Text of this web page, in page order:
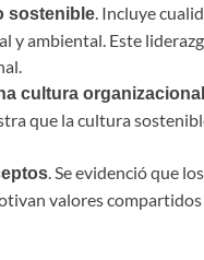
sostenible . Incluye
y ambiental. Este
cultura
que la cultura
. Se evidenció que
valores